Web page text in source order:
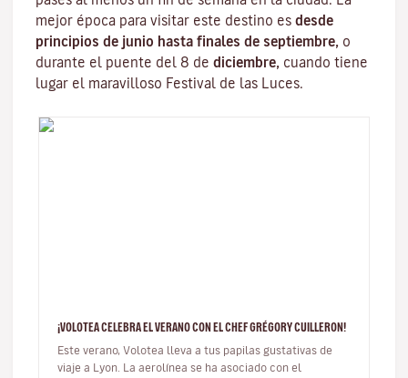
mejor época para visitar este destino es desde
principios de junio hasta finales de septiembre, o
durante el puente del 8 de diciembre, cuando tiene
lugar el maravilloso Festival de las Luces.
¡VOLOTEA CELEBRA EL VERANO CON EL CHEF GRÉGORY CUILLERON!
Este verano, Volotea lleva a tus papilas gustativas de
viaje a Lyon. La aerolínea se ha asociado con el